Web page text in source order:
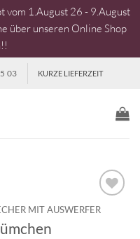
vom 1.August 26 - 9.August
über unseren Online Shop
03 KURZE LIEFERZEIT
MIT AUSWERFER